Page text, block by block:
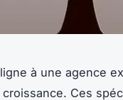
à une agence
Ces